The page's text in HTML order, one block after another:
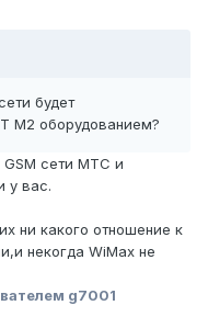
будет
М2 оборудованием?
GSM сети МТС и
у вас.
ни какого отношение к
некогда WiMax не
g7001